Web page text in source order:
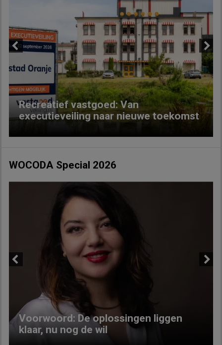
Recreatief vastgoed: Van
executieveiling naar nieuwe toekomst
Next
WOCODA Special 2026
Voorwoord: De oplossingen liggen
klaar, nu nog de wil